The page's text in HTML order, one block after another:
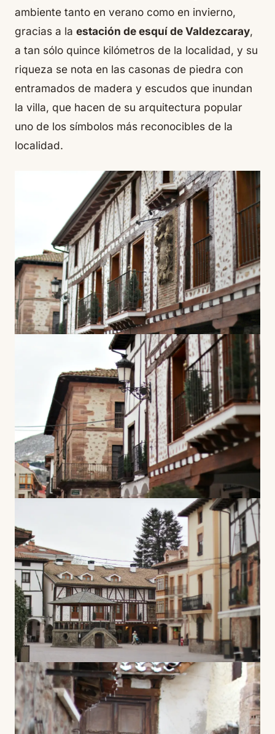
ambiente tanto en verano como en invierno,
gracias a la estación de esquí de Valdezcaray,
a tan sólo quince kilómetros de la localidad, y su
riqueza se nota en las casonas de piedra con
entramados de madera y escudos que inundan
la villa, que hacen de su arquitectura popular
uno de los símbolos más reconocibles de la
localidad.